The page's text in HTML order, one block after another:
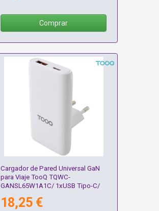
Comprar
Cargador de Pared Universal GaN
para Viaje TooQ TQWC-
GANSL65W1A1C/ 1xUSB Tipo-C/
18,25 €